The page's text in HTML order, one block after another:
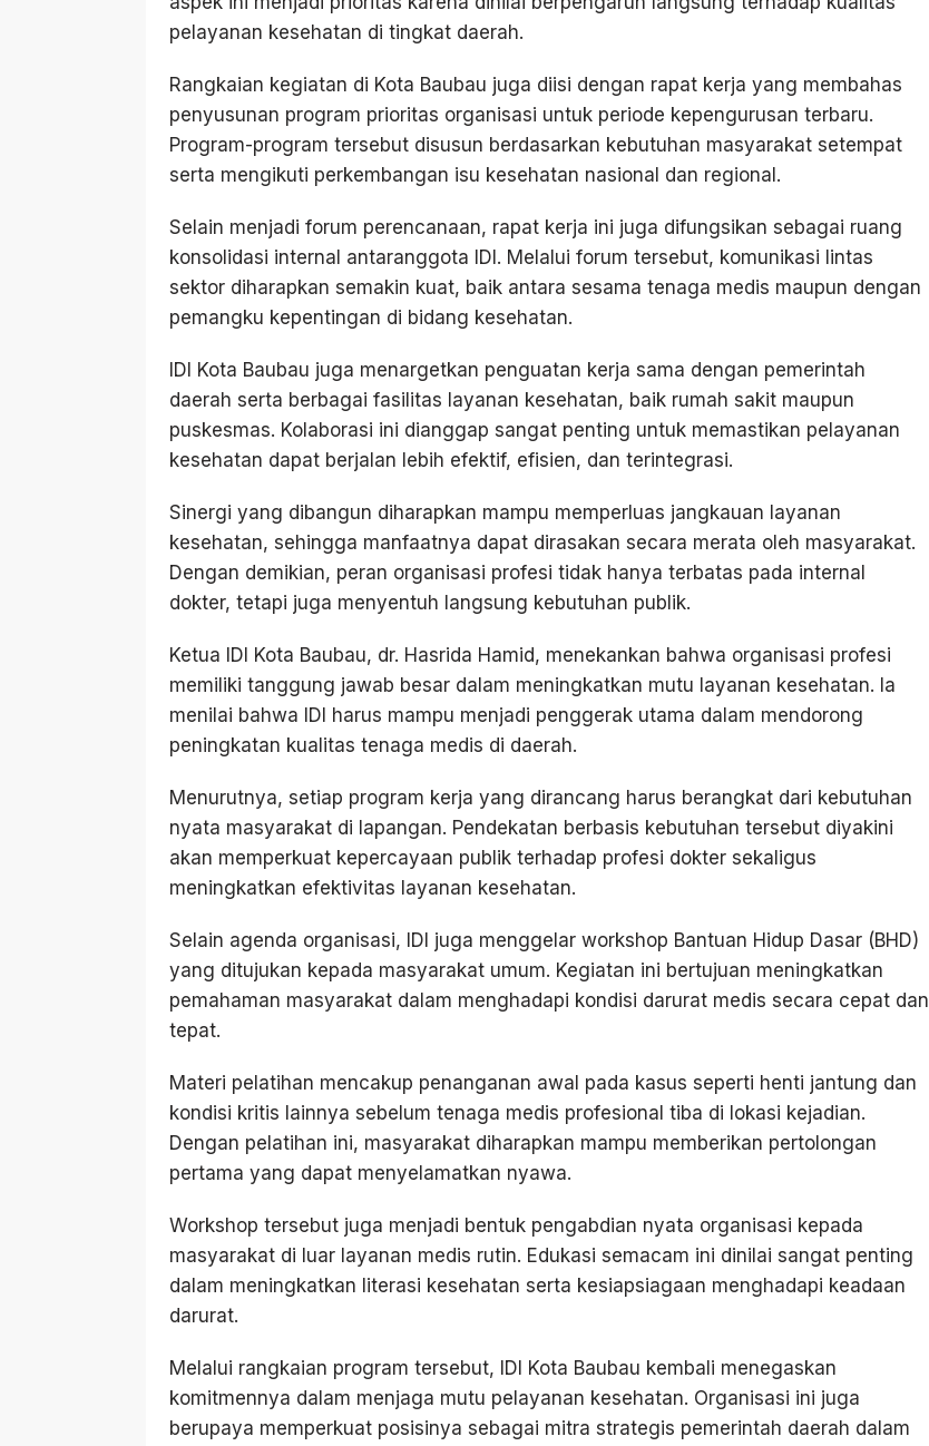
pelayanan kesehatan di tingkat daerah.
Rangkaian kegiatan di Kota Baubau juga diisi dengan rapat kerja yang membahas
penyusunan program prioritas organisasi untuk periode kepengurusan terbaru.
Program-program tersebut disusun berdasarkan kebutuhan masyarakat setempat
serta mengikuti perkembangan isu kesehatan nasional dan regional.
Selain menjadi forum perencanaan, rapat kerja ini juga difungsikan sebagai ruang
konsolidasi internal antaranggota IDI. Melalui forum tersebut, komunikasi lintas
sektor diharapkan semakin kuat, baik antara sesama tenaga medis maupun dengan
pemangku kepentingan di bidang kesehatan.
IDI Kota Baubau juga menargetkan penguatan kerja sama dengan pemerintah
daerah serta berbagai fasilitas layanan kesehatan, baik rumah sakit maupun
puskesmas. Kolaborasi ini dianggap sangat penting untuk memastikan pelayanan
kesehatan dapat berjalan lebih efektif, efisien, dan terintegrasi.
Sinergi yang dibangun diharapkan mampu memperluas jangkauan layanan
kesehatan, sehingga manfaatnya dapat dirasakan secara merata oleh masyarakat.
Dengan demikian, peran organisasi profesi tidak hanya terbatas pada internal
dokter, tetapi juga menyentuh langsung kebutuhan publik.
Ketua IDI Kota Baubau, dr. Hasrida Hamid, menekankan bahwa organisasi profesi
memiliki tanggung jawab besar dalam meningkatkan mutu layanan kesehatan. Ia
menilai bahwa IDI harus mampu menjadi penggerak utama dalam mendorong
peningkatan kualitas tenaga medis di daerah.
Menurutnya, setiap program kerja yang dirancang harus berangkat dari kebutuhan
nyata masyarakat di lapangan. Pendekatan berbasis kebutuhan tersebut diyakini
akan memperkuat kepercayaan publik terhadap profesi dokter sekaligus
meningkatkan efektivitas layanan kesehatan.
Selain agenda organisasi, IDI juga menggelar workshop Bantuan Hidup Dasar (BHD)
yang ditujukan kepada masyarakat umum. Kegiatan ini bertujuan meningkatkan
pemahaman masyarakat dalam menghadapi kondisi darurat medis secara cepat dan
tepat.
Materi pelatihan mencakup penanganan awal pada kasus seperti henti jantung dan
kondisi kritis lainnya sebelum tenaga medis profesional tiba di lokasi kejadian.
Dengan pelatihan ini, masyarakat diharapkan mampu memberikan pertolongan
pertama yang dapat menyelamatkan nyawa.
Workshop tersebut juga menjadi bentuk pengabdian nyata organisasi kepada
masyarakat di luar layanan medis rutin. Edukasi semacam ini dinilai sangat penting
dalam meningkatkan literasi kesehatan serta kesiapsiagaan menghadapi keadaan
darurat.
Melalui rangkaian program tersebut, IDI Kota Baubau kembali menegaskan
komitmennya dalam menjaga mutu pelayanan kesehatan. Organisasi ini juga
berupaya memperkuat posisinya sebagai mitra strategis pemerintah daerah dalam